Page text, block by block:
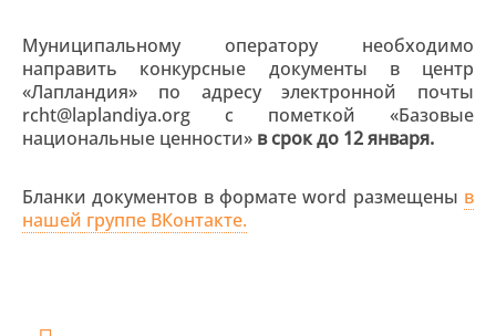
Муниципальному оператору необходимо
направить конкурсные документы в центр
«Лапландия» по адресу электронной почты
rcht@laplandiya.org с пометкой «Базовые
национальные ценности» в срок до 12 января.
Бланки документов в формате word размещены в
нашей группе ВКонтакте.